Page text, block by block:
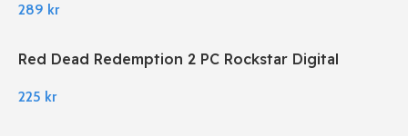
289 kr
Red Dead Redemption 2 PC Rockstar Digital
225 kr